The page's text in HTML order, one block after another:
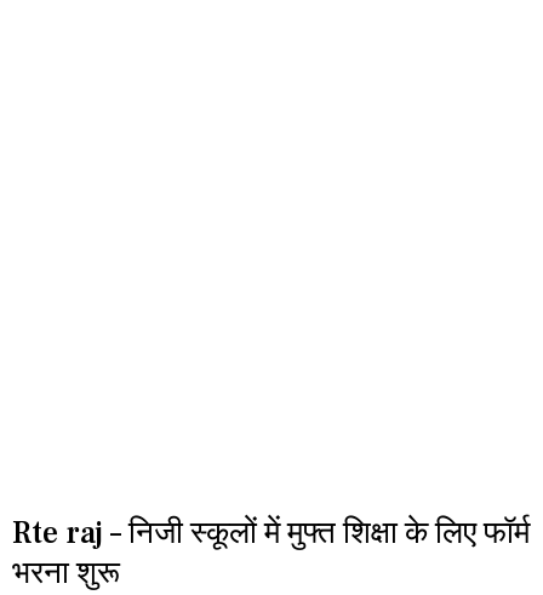
Rte raj – निजी स्कूलों में मुफ्त शिक्षा के लिए फॉर्म
भरना शुरू